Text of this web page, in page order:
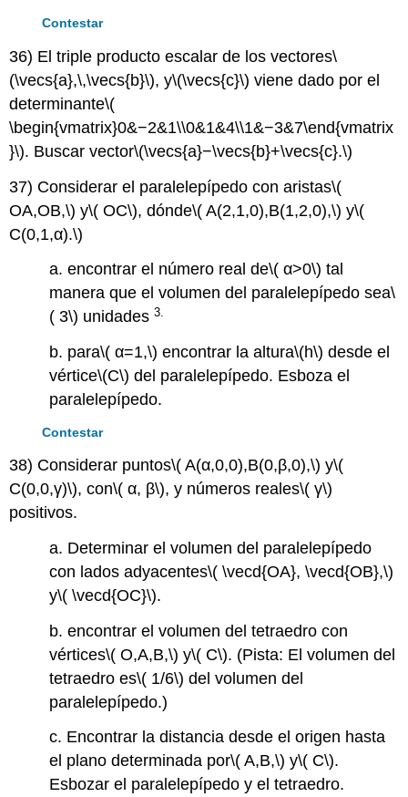
Contestar
36) El triple producto escalar de los vectores\
(\vecs{a},\,\vecs{b}\), y\(\vecs{c}\) viene dado por el
determinante\(
\begin{vmatrix}0&−2&1\\0&1&4\\1&−3&7\end{vmatrix
}\). Buscar vector\(\vecs{a}−\vecs{b}+\vecs{c}.\)
37) Considerar el paralelepípedo con aristas\(
OA,OB,\) y\( OC\), dónde\( A(2,1,0),B(1,2,0),\) y\(
C(0,1,α).\)
a. encontrar el número real de\( α>0\) tal
manera que el volumen del paralelepípedo sea\
( 3\) unidades3
b. para\( α=1,\) encontrar la altura\(h\) desde el
vértice\(C\) del paralelepípedo. Esboza el
paralelepípedo.
Contestar
38) Considerar puntos\( A(α,0,0),B(0,β,0),\) y\(
C(0,0,γ)\), con\( α, β\), y números reales\( γ\)
positivos.
a. Determinar el volumen del paralelepípedo
con lados adyacentes\( \vecd{OA}, \vecd{OB},\)
y\( \vecd{OC}\).
b. encontrar el volumen del tetraedro con
vértices\( O,A,B,\) y\( C\). (Pista: El volumen del
tetraedro es\( 1/6\) del volumen del
paralelepípedo.)
c. Encontrar la distancia desde el origen hasta
el plano determinada por\( A,B,\) y\( C\).
Esbozar el paralelepípedo y el tetraedro.